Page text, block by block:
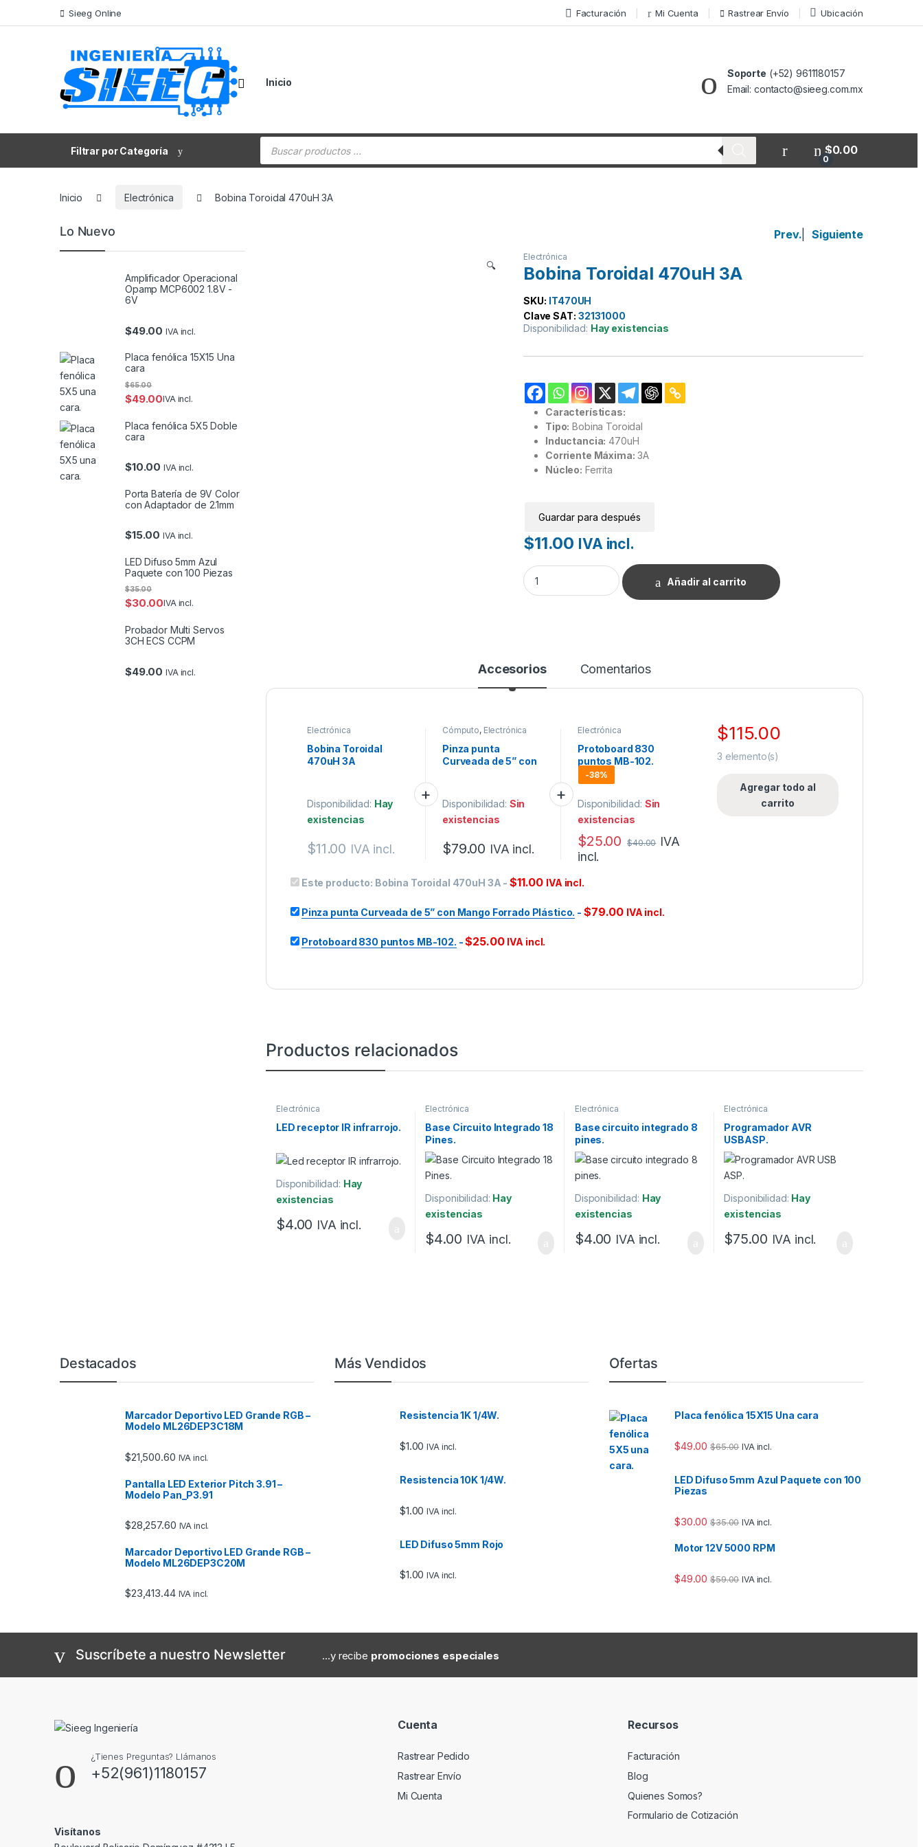
Sieeg Online Facturación Mi Cuenta Rastrear Envío Ubicación
Inicio
Soporte (+52) 9611180157
Email: contacto@sieeg.com.mx
Filtrar por Categoría
Búsqueda de productos
0
$0.00
Inicio Electrónica Bobina Toroidal 470uH 3A
Prev. Siguiente
🔍
Electrónica
Bobina Toroidal 470uH 3A
SKU: IT470UH
Clave SAT: 32131000
Disponibilidad: Hay existencias
Características:
Tipo: Bobina Toroidal
Inductancia: 470uH
Corriente Máxima: 3A
Núcleo: Ferrita
Guardar para después
$11.00 IVA incl.
Bobina Toroidal 470uH 3A cantidad
Añadir al carrito
Accesorios Comentarios
Electrónica
Bobina Toroidal
470uH 3A
Disponibilidad: Hay
existencias
$11.00 IVA incl.
Cómputo, Electrónica
Pinza punta
Curveada de 5” con
Disponibilidad: Sin
existencias
$79.00 IVA incl.
Electrónica
Protoboard 830
puntos MB-102.
-38%
Disponibilidad: Sin
existencias
$25.00 $40.00 IVA
incl.
Este producto: Bobina Toroidal 470uH 3A -$11.00 IVA incl.
Pinza punta Curveada de 5” con Mango Forrado Plástico. - $79.00 IVA incl.
Protoboard 830 puntos MB-102. -$25.00 IVA incl.
$115.00
3 elemento(s)
Agregar todo al
carrito
Productos relacionados
Electrónica
LED receptor IR infrarrojo.
Disponibilidad: Hay
existencias
$4.00 IVA incl.
Electrónica
Base Circuito Integrado 18
Pines.
Disponibilidad: Hay
existencias
$4.00 IVA incl.
Electrónica
Base circuito integrado 8
pines.
Disponibilidad: Hay
existencias
$4.00 IVA incl.
Electrónica
Programador AVR
USBASP.
Disponibilidad: Hay
existencias
$75.00 IVA incl.
Lo Nuevo
Amplificador Operacional
Opamp MCP6002 1.8V -
6V
$49.00 IVA incl.
Placa fenólica 15X15 Una
cara
$49.00
$65.00
IVA incl.
Placa fenólica 5X5 Doble
cara
$10.00 IVA incl.
Porta Batería de 9V Color
con Adaptador de 2.1mm
$15.00 IVA incl.
LED Difuso 5mm Azul
Paquete con 100 Piezas
$30.00
$35.00
IVA incl.
Probador Multi Servos
3CH ECS CCPM
$49.00 IVA incl.
Marcas De Carrusel
Destacados
Marcador Deportivo LED Grande RGB –
Modelo ML26DEP3C18M
$21,500.60 IVA incl.
Pantalla LED Exterior Pitch 3.91 –
Modelo Pan_P3.91
$28,257.60 IVA incl.
Marcador Deportivo LED Grande RGB –
Modelo ML26DEP3C20M
$23,413.44 IVA incl.
Más Vendidos
Resistencia 1K 1/4W.
$1.00 IVA incl.
Resistencia 10K 1/4W.
$1.00 IVA incl.
LED Difuso 5mm Rojo
$1.00 IVA incl.
Ofertas
Placa fenólica 15X15 Una cara
$49.00 $65.00 IVA incl.
LED Difuso 5mm Azul Paquete con 100
Piezas
$30.00 $35.00 IVA incl.
Motor 12V 5000 RPM
$49.00 $59.00 IVA incl.
Suscríbete a nuestro Newsletter ...y recibe promociones especiales
¿Tienes Preguntas? Llámanos
+52(961)1180157
Visítanos
Cuenta
Rastrear Pedido
Rastrear Envío
Mi Cuenta
Recursos
Facturación
Blog
Quienes Somos?
Formulario de Cotización